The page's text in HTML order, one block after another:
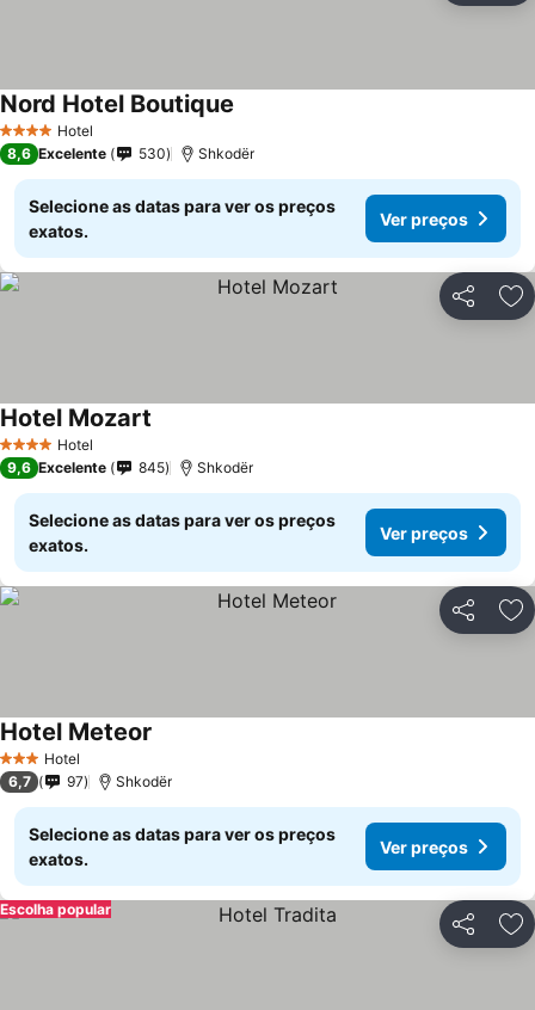
4 EstrelasHotel
Nord Hotel Boutique
8,6 Excelente 530 Shkodër
Selecione as datas para ver os preços
exatos.
Ver preços
Partilhar
4 EstrelasHotel
Hotel Mozart
9,6 Excelente 845 Shkodër
Selecione as datas para ver os preços
exatos.
Ver preços
Partilhar
3 EstrelasHotel
Hotel Meteor
6,7 97 Shkodër
Selecione as datas para ver os preços
exatos.
Ver preços
Partilhar
Escolha popular